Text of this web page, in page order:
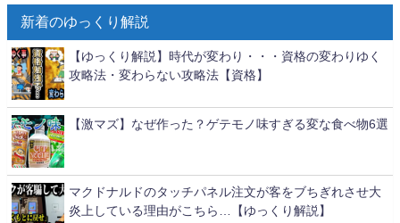
新着のゆっくり解説
【ゆっくり解説】時代が変わり・・・資格の変わりゆく
攻略法・変わらない攻略法【資格】
【激マズ】なぜ作った？ゲテモノ味すぎる変な食べ物6選
マクドナルドのタッチパネル注文が客をブちぎれさせ大
炎上している理由がこちら…【ゆっくり解説】